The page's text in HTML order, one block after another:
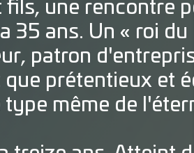
fils, une rencontre
35 ans. Un « roi
patron
que prétentieux et
type même de